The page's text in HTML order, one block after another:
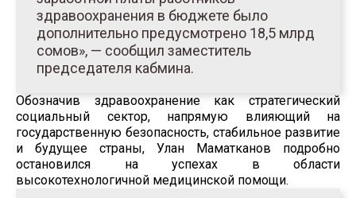
здравоохранения в бюджете было
дополнительно предусмотрено 18,5 млрд
сомов», — сообщил заместитель
председателя кабмина.
Обозначив здравоохранение как стратегический
социальный сектор, напрямую влияющий на
государственную безопасность, стабильное развитие
и будущее страны, Улан Маматканов подробно
остановился на успехах в области
высокотехнологичной медицинской помощи.